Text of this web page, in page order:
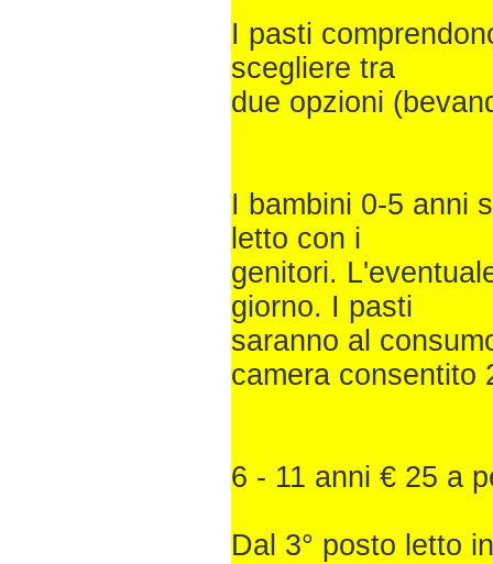
I pasti
scegliere tra
due opzioni
I bambini 0-5 anni
letto con i
genitori.
giorno. I pasti
saranno al
camera consentito
6 - 11 anni € 25 a
Dal 3° posto letto